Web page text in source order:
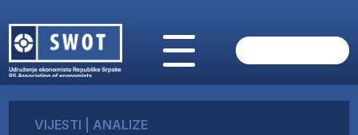
O NAMA
VIJESTI ANALIZE